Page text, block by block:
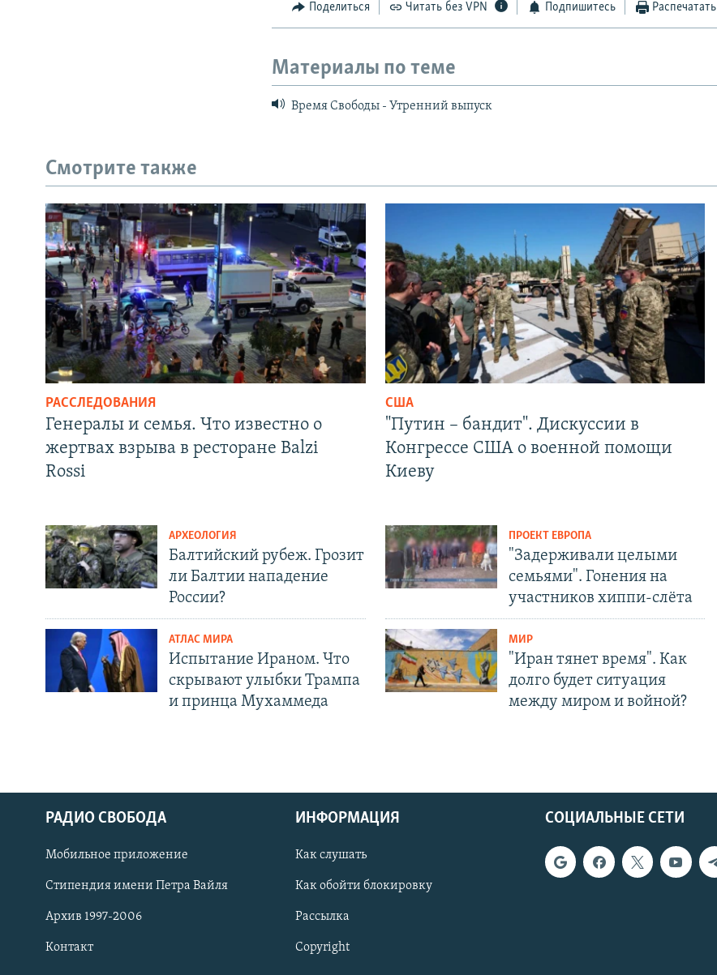
СОЦИАЛЬНЫЕ СЕТИ
Поделиться Читать без VPN Подпишитесь Распечатать
Материалы по теме
Время Свободы - Утренний выпуск
Смотрите также
РАССЛЕДОВАНИЯ
Генералы и семья. Что известно о
жертвах взрыва в ресторане Balzi
Rossi
США
"Путин – бандит". Дискуссии в
Конгрессе США о военной помощи
Киеву
АРХЕОЛОГИЯ
Балтийский рубеж. Грозит
ли Балтии нападение
России?
АТЛАС МИРА
Испытание Ираном. Что
скрывают улыбки Трампа
и принца Мухаммеда
ПРОЕКТ ЕВРОПА
"Задерживали целыми
семьями". Гонения на
участников хиппи-слёта
МИР
"Иран тянет время". Как
долго будет ситуация
между миром и войной?
СОЦИАЛЬНЫЕ СЕТИ
РАДИО СВОБОДА
Мобильное приложение
Стипендия имени Петра Вайля
Архив 1997-2006
Контакт
ИНФОРМАЦИЯ
Как слушать
Как обойти блокировку
Рассылка
Copyright